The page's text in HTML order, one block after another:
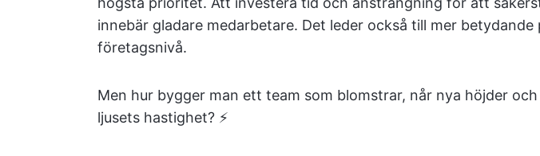
innebär gladare medarbetare. Det leder också till mer betydande
företagsnivå.
Men hur bygger man ett team som blomstrar, når nya höjder
ljusets hastighet? ⚡